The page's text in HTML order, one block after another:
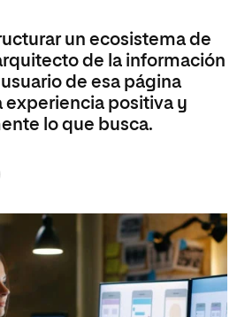
un ecosistema de
de la información
de esa página
experiencia positiva y
lo que busca.